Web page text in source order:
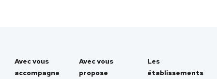
Avec vous
accompagne
Avec vous
propose
Les
établissements